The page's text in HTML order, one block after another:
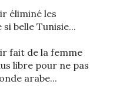
éliminé les
belle Tunisie...
fait de la femme
libre pour ne pas
arabe...